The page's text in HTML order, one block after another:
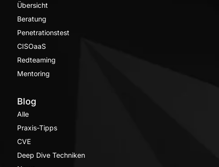
Übersicht
Beratung
Penetrationstest
CISOaaS
Redteaming
Mentoring
Blog
Alle
Praxis-Tipps
CVE
Deep Dive Techniken